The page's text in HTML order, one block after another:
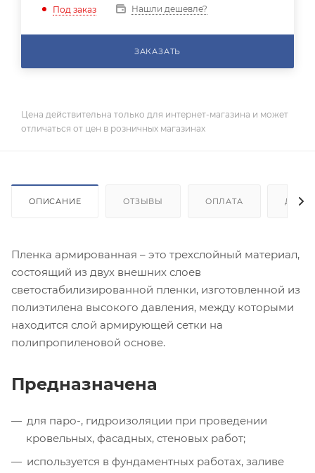
Под заказ Нашли дешевле?
ЗАКАЗАТЬ
Цена действительна только для интернет-магазина и может
отличаться от цен в розничных магазинах
ОПИСАНИЕ ОТЗЫВЫ ОПЛАТА
Пленка армированная – это трехслойный материал,
состоящий из двух внешних слоев
светостабилизированной пленки, изготовленной из
полиэтилена высокого давления, между которыми
находится слой армирующей сетки на
полипропиленовой основе.
Предназначена
для паро-, гидроизоляции при проведении
кровельных, фасадных, стеновых работ;
используется в фундаментных работах, заливе